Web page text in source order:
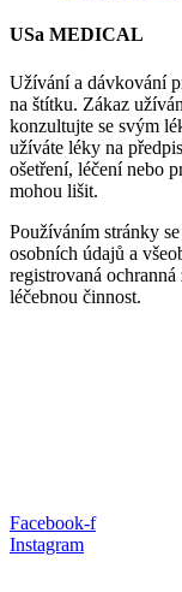
USa MEDICAL
Užívání a dávkování
na štítku. Zákaz
konzultujte se svým
užíváte léky na
ošetření, léčení nebo
mohou lišit.
Používáním stránky
osobních údajů a
registrovaná
léčebnou činnost.
Facebook-f
Instagram